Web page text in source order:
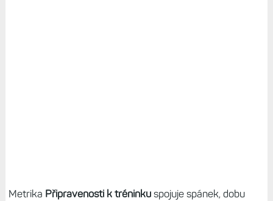
Metrika Připravenosti k tréninkuspojuje spánek, dobu